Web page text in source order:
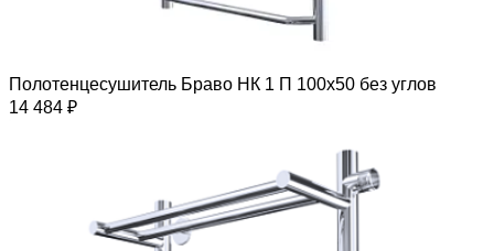
Полотенцесушитель Браво НК 1 П 100х50 без углов
14 484 ₽